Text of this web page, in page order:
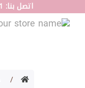
اتصل بنا: 17111